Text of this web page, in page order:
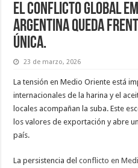
El conflicto global
Argentina queda
única.
23 de marzo, 2026
La tensión en Medio Oriente está
internacionales de la harina y el
locales acompañan la suba. Este
los valores de exportación y abre
país.
La persistencia delconflicto en